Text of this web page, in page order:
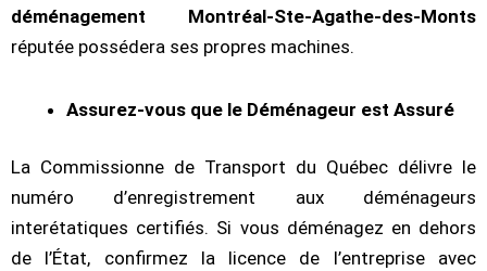
déménagement Montréal-Ste-Agathe-des-Monts
réputée possédera ses propres machines.
Assurez-vous que le Déménageur est Assuré
La Commissionne de Transport du Québec délivre le
numéro d’enregistrement aux déménageurs
interétatiques certifiés. Si vous déménagez en dehors
de l’État, confirmez la licence de l’entreprise avec